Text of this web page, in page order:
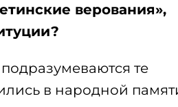
верования»,
те
в народной